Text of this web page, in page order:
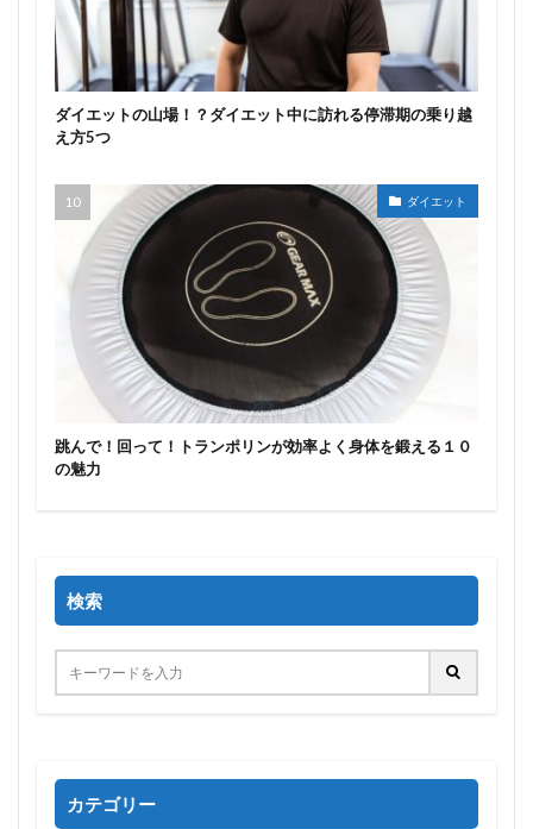
ダイエットの山場！？ダイエット中に訪れる停滞期の乗り越
え方5つ
ダイエット
跳んで！回って！トランポリンが効率よく身体を鍛える１０
の魅力
検索
カテゴリー